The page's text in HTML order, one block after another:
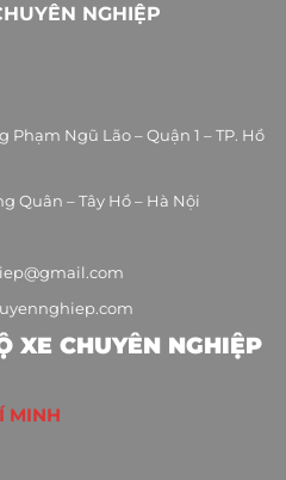
NGHIỆP
Phạm Ngũ Lão – Quận 1 – TP. Hồ
Quân – Tây Hồ – Hà Nội
XE CHUYÊN NGHIỆP
MINH